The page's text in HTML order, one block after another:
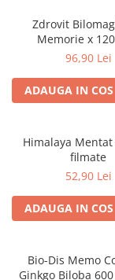
Afectiuni urinare
Infectii urinare
Antialergice
Afectiuni
Afectiuni ORL
Afectiuni osteo-
Afectiuni
Antitusive
Raceala si gripa
Decongestionant
Afectiuni urinare
Prostata
Scaune WC de
Orteze
Orteze cervicale
Orteze copii
Orteze mana
Orteze spate,
Recuperare
Tensiometre
Zdrovit
Memorie x
96,90 Lei
ADAUGA IN COS
Himalaya
filmate
52,90 Lei
ADAUGA IN COS
Bio-Dis Memo
Ginkgo Biloba